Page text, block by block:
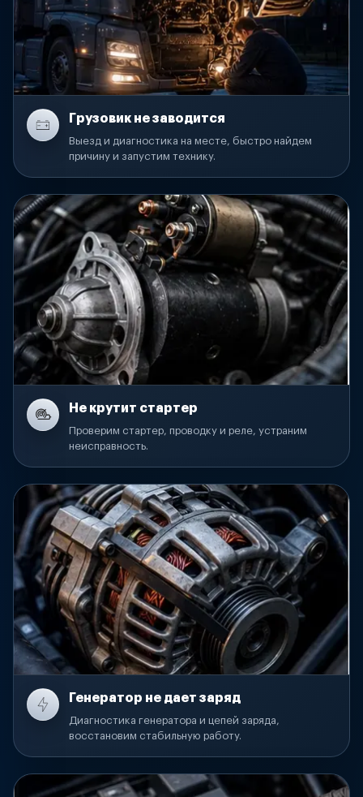
Грузовик не заводится
Выезд и диагностика на месте, быстро найдем
причину и запустим технику.
Не крутит стартер
Проверим стартер, проводку и реле, устраним
неисправность.
Генератор не дает заряд
Диагностика генератора и цепей заряда,
восстановим стабильную работу.